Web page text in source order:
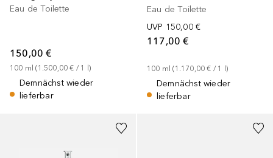
Eau de Toilette
150,00 €
100 ml (1.500,00 € / 1 )
Demnächst wieder
lieferbar
Eau de Toilette
UVP 150,00 €
117,00 €
100 ml (1.170,00 € / 1 l)
Demnächst wieder
lieferbar